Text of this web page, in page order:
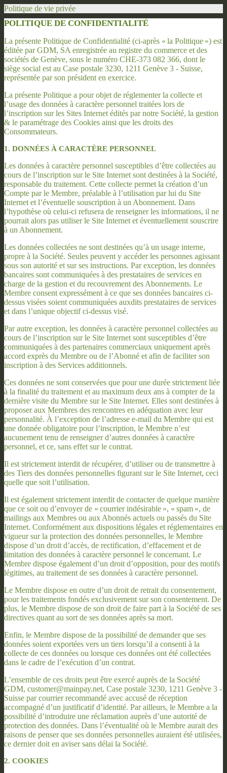
Politique de vie privée
POLITIQUE DE CONFIDENTIALITÉ
La présente Politique de Confidentialité (ci-après « la Politique ») est
éditée par GDM, SA enregistrée au registre du commerce et des
sociétés de Genève, sous le numéro CHE-373 082 366, dont le
siège social est au Case postale 3230, 1211 Genève 3 - Suisse,
représentée par son président en exercice.
La présente Politique a pour objet de réglementer la collecte et
l’usage des données à caractère personnel traitées lors de
l’inscription sur les Sites Internet édités par notre Société, la gestion
& le paramétrage des Cookies ainsi que les droits des
Consommateurs.
1. DONNÉES À CARACTÈRE PERSONNEL
Les données à caractère personnel susceptibles d’être collectées au
cours de l’inscription sur le Site Internet sont destinées à la Société,
responsable du traitement. Cette collecte permet la création d’un
Compte par le Membre, préalable à l’utilisation par lui du Site
Internet et l’éventuelle souscription à un Abonnement. Dans
l’hypothèse où celui-ci refusera de renseigner les informations, il ne
pourrait alors pas utiliser le Site Internet et éventuellement souscrire
à un Abonnement.
Les données collectées ne sont destinées qu’à un usage interne,
propre à la Société. Seules peuvent y accéder les personnes agissant
sous son autorité et sur ses instructions. Par exception, les données
bancaires sont communiquées à des prestataires de services en
charge de la gestion et du recouvrement des Abonnements. Le
Membre consent expressément à ce que ses données bancaires ci-
dessus visées soient communiquées auxdits prestataires de services
et dans l’unique objectif ci-dessus visé.
Par autre exception, les données à caractère personnel collectées au
cours de l’inscription sur le Site Internet sont susceptibles d’être
communiquées à des partenaires commerciaux uniquement après
accord exprès du Membre ou de l’Abonné et afin de faciliter son
inscription à des Services additionnels.
Ces données ne sont conservées que pour une durée strictement liée
à la finalité du traitement et au maximum deux ans à compter de la
dernière visite du Membre sur le Site Internet. Elles sont destinées à
proposer aux Membres des rencontres en adéquation avec leur
personnalité. À l’exception de l’adresse e-mail du Membre qui est
une donnée obligatoire pour l’inscription, le Membre n’est
aucunement tenu de renseigner d’autres données à caractère
personnel, et ce, sans effet sur le contrat.
Il est strictement interdit de récupérer, d’utiliser ou de transmettre à
des Tiers des données personnelles figurant sur le Site Internet, ceci
quelle que soit l’utilisation.
Il est également strictement interdit de contacter de quelque manière
que ce soit ou d’envoyer de « courrier indésirable », « spam », de
mailings aux Membres ou aux Abonnés actuels ou passés du Site
Internet. Conformément aux dispositions légales et réglementaires en
vigueur sur la protection des données personnelles, le Membre
dispose d’un droit d’accès, de rectification, d’effacement et de
limitation des données à caractère personnel le concernant. Le
Membre dispose également d’un droit d’opposition, pour des motifs
légitimes, au traitement de ses données à caractère personnel.
Le Membre dispose en outre d’un droit de retrait du consentement,
pour les traitements fondés exclusivement sur son consentement. De
plus, le Membre dispose de son droit de faire part à la Société de ses
directives quant au sort de ses données après sa mort.
Enfin, le Membre dispose de la possibilité de demander que ses
données soient exportées vers un tiers lorsqu’il a consenti à la
collecte de ces données ou lorsque ces données ont été collectées
dans le cadre de l’exécution d’un contrat.
L’ensemble de ces droits peut être exercé auprès de la Société
GDM, customer@mainpay.net, Case postale 3230, 1211 Genève 3 -
Suisse par courrier recommandé avec accusé de réception
accompagné d’un justificatif d’identité. Par ailleurs, le Membre a la
possibilité d’introduire une réclamation auprès d’une autorité de
protection des données. Dans l’éventualité où le Membre aurait des
raisons de penser que ses données personnelles auraient été utilisées,
ce dernier doit en aviser sans délai la Société.
2. COOKIES